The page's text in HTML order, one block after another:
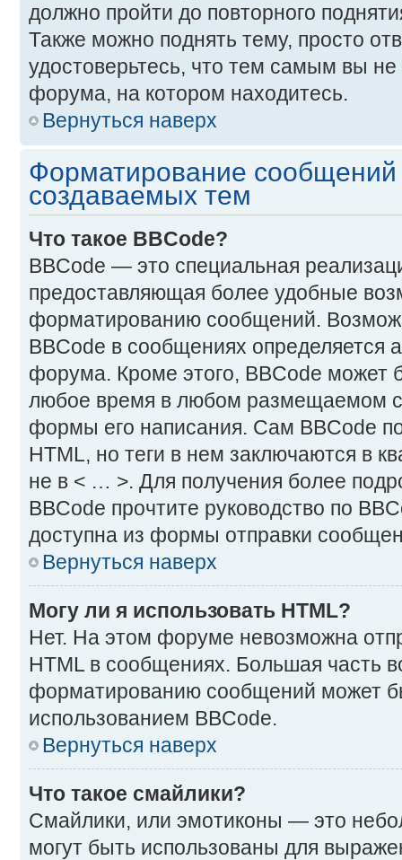
должно пройти до повторного
Также можно поднять тему, просто
удостоверьтесь, что тем самым вы
форума, на котором находитесь.
Вернуться наверх
Форматирование
создаваемых тем
Что такое BBCode?
BBCode — это специальная
предоставляющая более удобные
форматированию сообщений.
BBCode в сообщениях определяется
форума. Кроме этого, BBCode может
любое время в любом размещаемом
формы его написания. Сам BBCode
HTML, но теги в нем заключаются в
не в < … >. Для получения более
BBCode прочтите руководство по
доступна из формы отправки
Вернуться наверх
Могу ли я использовать HTML?
Нет. На этом форуме невозможна
HTML в сообщениях. Большая часть
форматированию сообщений может
использованием BBCode.
Вернуться наверх
Что такое смайлики?
Смайлики, или эмотиконы — это
могут быть использованы для